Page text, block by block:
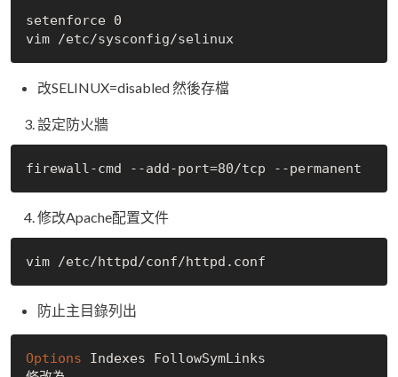
setenforce 0
vim /etc/sysconfig/selinux
改SELINUX=disabled 然後存檔
設定防火牆
修改Apache配置文件
防止主目錄列出
Options Indexes FollowSymLinks